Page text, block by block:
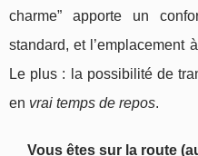
charme” apporte un
standard, et l’emplacement
Le plus : la possibilité de
en vrai temps de repos.
Vous êtes sur la route